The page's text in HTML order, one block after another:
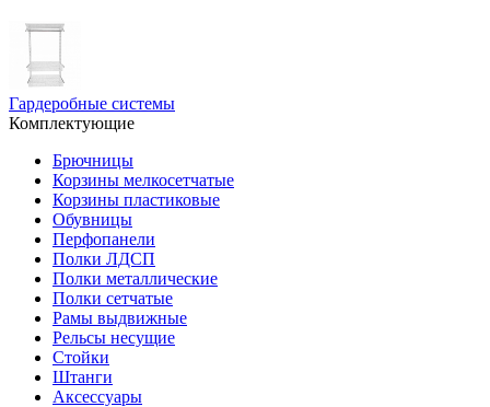
Гардеробные системы
Комплектующие
Брючницы
Корзины мелкосетчатые
Корзины пластиковые
Обувницы
Перфопанели
Полки ЛДСП
Полки металлические
Полки сетчатые
Рамы выдвижные
Рельсы несущие
Стойки
Штанги
Аксессуары